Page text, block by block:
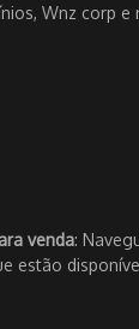
Wnz corp
venda:
estão